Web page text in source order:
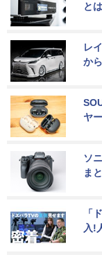
と
レ
か
ヤ
ソ
ま
「
入!